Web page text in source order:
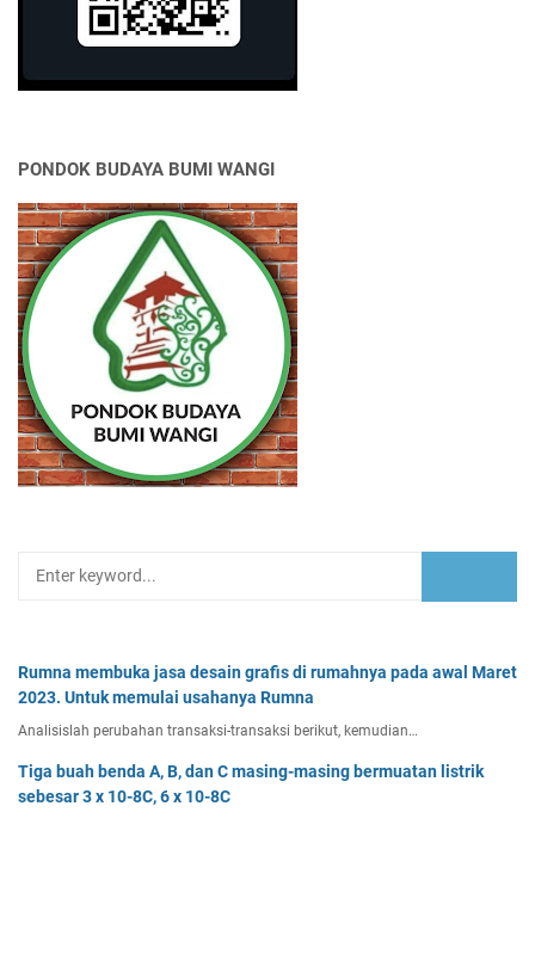
PONDOK BUDAYA BUMI WANGI
Rumna membuka jasa desain grafis di rumahnya pada awal Maret
2023. Untuk memulai usahanya Rumna
Analisislah perubahan transaksi-transaksi berikut, kemudian…
Tiga buah benda A, B, dan C masing-masing bermuatan listrik
sebesar 3 x 10-8C, 6 x 10-8C